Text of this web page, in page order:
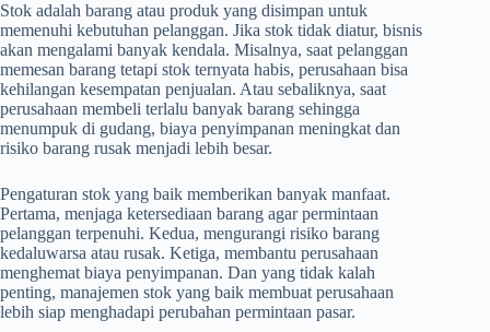
Stok adalah barang atau produk yang disimpan untuk
memenuhi kebutuhan pelanggan. Jika stok tidak diatur, bisnis
akan mengalami banyak kendala. Misalnya, saat pelanggan
memesan barang tetapi stok ternyata habis, perusahaan bisa
kehilangan kesempatan penjualan. Atau sebaliknya, saat
perusahaan membeli terlalu banyak barang sehingga
menumpuk di gudang, biaya penyimpanan meningkat dan
risiko barang rusak menjadi lebih besar.
Pengaturan stok yang baik memberikan banyak manfaat.
Pertama, menjaga ketersediaan barang agar permintaan
pelanggan terpenuhi. Kedua, mengurangi risiko barang
kedaluwarsa atau rusak. Ketiga, membantu perusahaan
menghemat biaya penyimpanan. Dan yang tidak kalah
penting, manajemen stok yang baik membuat perusahaan
lebih siap menghadapi perubahan permintaan pasar.